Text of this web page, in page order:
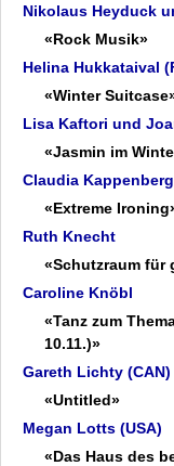
Nikolaus Heyduck
«Rock Musik»
Helina Hukkataival
«Winter
Lisa Kaftori und
«Jasmin im
Claudia
«Extreme
Ruth Knecht
«Schutzraum für
Caroline Knöbl
«Tanz zum
10.11.)»
Gareth Lichty (CAN)
«Untitled»
Megan Lotts (USA)
«Das Haus des